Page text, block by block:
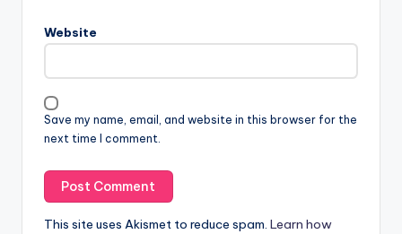
Website
Save my name, email, and website in this browser for the
next time I comment.
This site uses Akismet to reduce spam. Learn how